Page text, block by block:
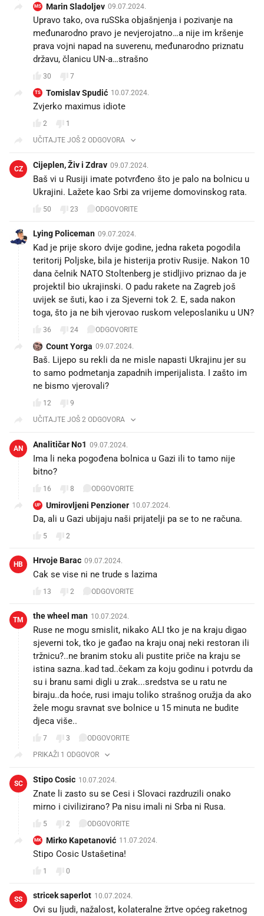
MS Marin Sladoljev 09.07.2024.
Upravo tako, ova ruSSka objašnjenja i pozivanje na
međunarodno pravo je nevjerojatno…a nije im kršenje
prava vojni napad na suverenu, međunarodno priznatu
državu, članicu UN-a…strašno
30 7
TS Tomislav Spudić 10.07.2024.
Zvjerko maximus idiote
2
1
UČITAJTE JOŠ 2 ODGOVORA
CZ Cijeplen, Živ i Zdrav 09.07.2024.
Baš vi u Rusiji imate potvrđeno što je palo na bolnicu u
Ukrajini. Lažete kao Srbi za vrijeme domovinskog rata.
50 23 ODGOVORITE
Lying Policeman 09.07.2024.
Kad je prije skoro dvije godine, jedna raketa pogodila
teritorij Poljske, bila je histerija protiv Rusije. Nakon 10
dana čelnik NATO Stoltenberg je stidljivo priznao da je
projektil bio ukrajinski. O padu rakete na Zagreb još
uvijek se šuti, kao i za Sjeverni tok 2. E, sada nakon
toga, što ja ne bih vjerovao ruskom veleposlaniku u UN?
36 24 ODGOVORITE
Count Yorga 09.07.2024.
Baš. Lijepo su rekli da ne misle napasti Ukrajinu jer su
to samo podmetanja zapadnih imperijalista. I zašto im
ne bismo vjerovali?
12
9
UČITAJTE JOŠ 2 ODGOVORA
AN Analitičar No1 09.07.2024.
Ima li neka pogođena bolnica u Gazi ili to tamo nije
bitno?
16 8 ODGOVORITE
UP Umirovljeni Penzioner 10.07.2024.
Da, ali u Gazi ubijaju naši prijatelji pa se to ne računa.
5 2
HB Hrvoje Barac 09.07.2024.
Cak se vise ni ne trude s lazima
13 2 ODGOVORITE
TM the wheel man 10.07.2024.
Ruse ne mogu smislit, nikako ALI tko je na kraju digao
sjeverni tok, tko je gađao na kraju onaj neki restoran ili
tržnicu?..ne branim stoku ali pustite priče na kraju se
istina sazna..kad tad..čekam za koju godinu i potvrdu da
su i branu sami digli u zrak...sredstva se u ratu ne
biraju..da hoće, rusi imaju toliko strašnog oružja da ako
žele mogu sravnat sve bolnice u 15 minuta ne budite
djeca više..
7 3
ODGOVORITE
PRIKAŽI 1 ODGOVOR
SC Stipo Cosic 10.07.2024.
Znate li zasto su se Cesi i Slovaci razdruzili onako
mirno i civilizirano? Pa nisu imali ni Srba ni Rusa.
5 2 ODGOVORITE
MK Mirko Kapetanović 11.07.2024.
Stipo Cosic Ustašetina!
1 0
SS stricek saperlot 10.07.2024.
Ovi su ljudi, nažalost, kolateralne žrtve općeg raketnog